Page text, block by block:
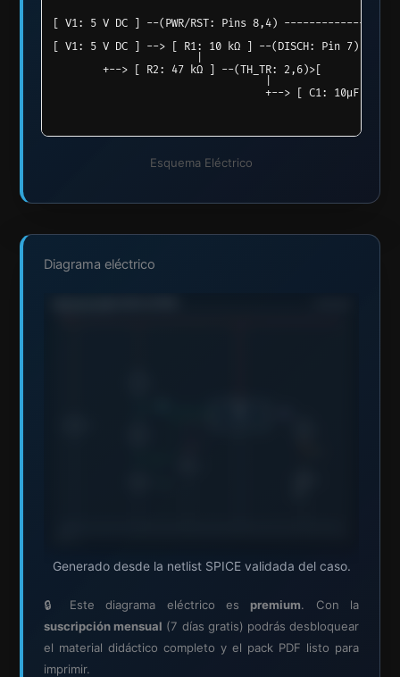
[ V1: 5 V DC ] --(PWR/RST: Pins 8,4)
[ V1: 5 V DC ] --> [ R1: 10 kΩ ] --(DISCH: Pin 7) ------
+--> [ R2: 47 kΩ ] --(TH_TR: 2,6)>[
+--> [ C1: 10µF ] --
Esquema Eléctrico
Diagrama eléctrico
Generado desde la netlist SPICE validada del caso.
🔒 Este diagrama eléctrico espremium. Con la
suscripción mensual (7 días gratis) podrás desbloquear
el material didáctico completo y el pack PDF listo para
imprimir.